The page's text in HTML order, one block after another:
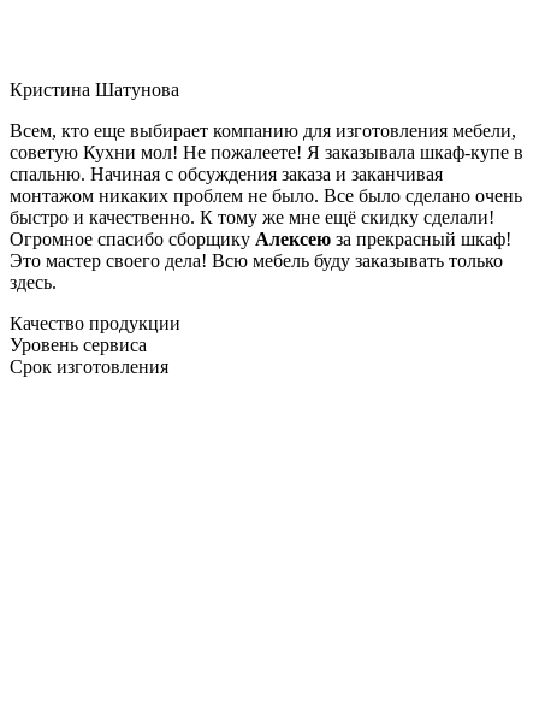
Кристина Шатунова
Всем, кто еще выбирает компанию для изготовления мебели,
советую Кухни мол! Не пожалеете! Я заказывала шкаф-купе в
спальню. Начиная с обсуждения заказа и заканчивая
монтажом никаких проблем не было. Все было сделано очень
быстро и качественно. К тому же мне ещё скидку сделали!
Огромное спасибо сборщику Алексею за прекрасный шкаф!
Это мастер своего дела! Всю мебель буду заказывать только
здесь.
Качество продукции
Уровень сервиса
Срок изготовления